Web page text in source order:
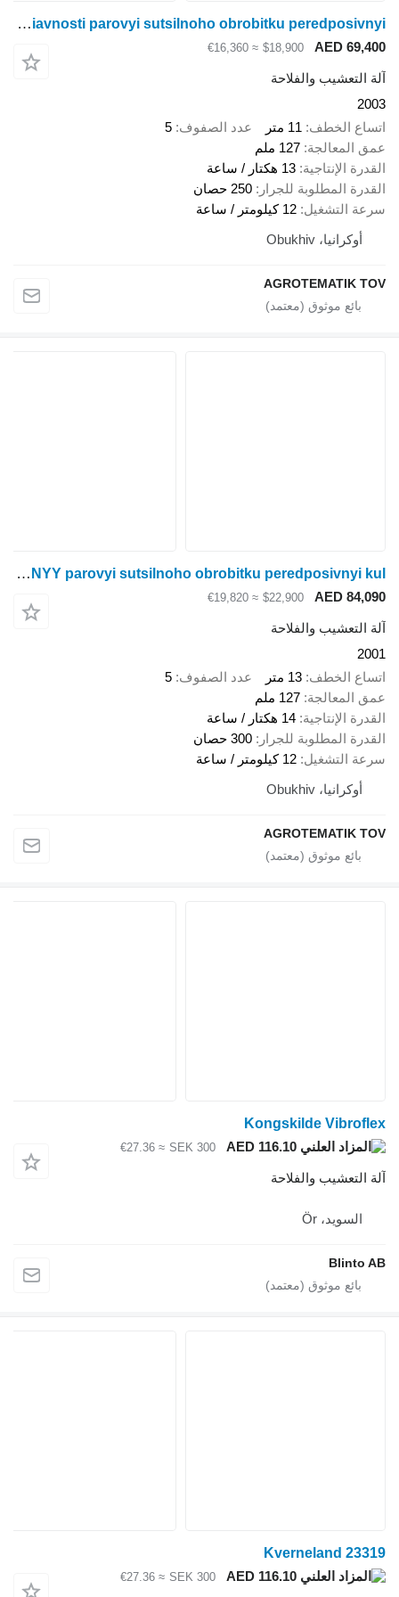
John Deere 980 11 m v naiavnosti parovyi sutsilnoho obrobitku peredposivnyi
AED
$18,900
≈ €16,360
والفلاحة
الخطف 11 متر عدد الصفوف 5
127 ملم
الإنتاجية 13 هكتار / ساعة
المطلوبة للجرار 250 حصان
التشغيل 12 كيلومتر / ساعة
أوكرانيا، Obukhiv
AGROTEMATIK
John Deere 980 13 m NAYaVNYY parovyi sutsilnoho obrobitku peredposivnyi kul
AED
$22,900
≈ €19,820
والفلاحة
الخطف 13 متر عدد الصفوف 5
127 ملم
الإنتاجية 14 هكتار / ساعة
المطلوبة للجرار 300 حصان
التشغيل 12 كيلومتر / ساعة
أوكرانيا، Obukhiv
AGROTEMATIK
Kongskilde
SEK 300
≈ €27.36
والفلاحة
السويد، Ör
Kverneland
SEK 300
≈ €27.36